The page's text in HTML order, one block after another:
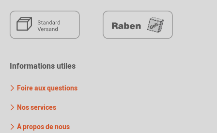
Informations utiles
Foire aux questions
Nos services
À propos de nous